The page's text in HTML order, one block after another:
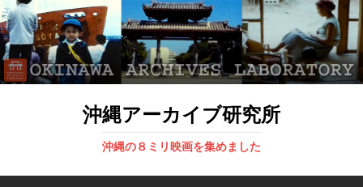
沖縄アーカイブ研究所
沖縄の８ミリ映画を集めました